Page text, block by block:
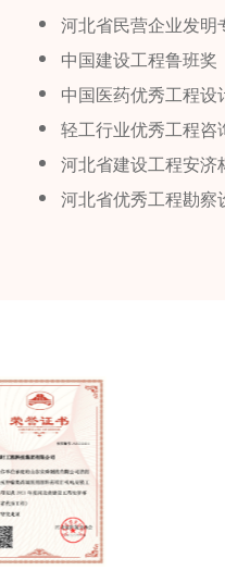
河北省民营企业发明
中国建设工程鲁班奖
中国医药优秀工程设
轻工行业优秀工程咨
河北省建设工程安济
河北省优秀工程勘察